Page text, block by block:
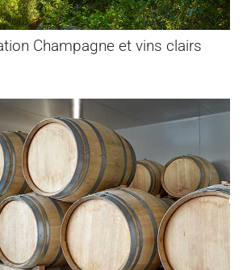
Champagne et vins clairs